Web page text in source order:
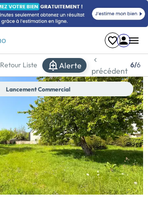
Retour Liste Alerte
précédent
6/6
Lancement Commercial